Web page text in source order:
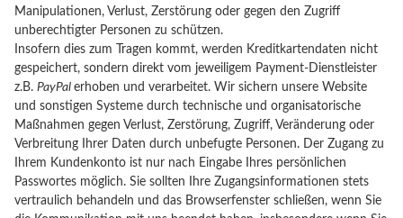
Manipulationen, Verlust, Zerstörung oder gegen den Zugriff
unberechtigter Personen zu schützen.
Insofern dies zum Tragen kommt, werden Kreditkartendaten nicht
gespeichert, sondern direkt vom jeweiligem Payment-Dienstleister
z.B. PayPal erhoben und verarbeitet. Wir sichern unsere Website
und sonstigen Systeme durch technische und organisatorische
Maßnahmen gegen Verlust, Zerstörung, Zugriff, Veränderung oder
Verbreitung Ihrer Daten durch unbefugte Personen. Der Zugang zu
Ihrem Kundenkonto ist nur nach Eingabe Ihres persönlichen
Passwortes möglich. Sie sollten Ihre Zugangsinformationen stets
vertraulich behandeln und das Browserfenster schließen, wenn Sie